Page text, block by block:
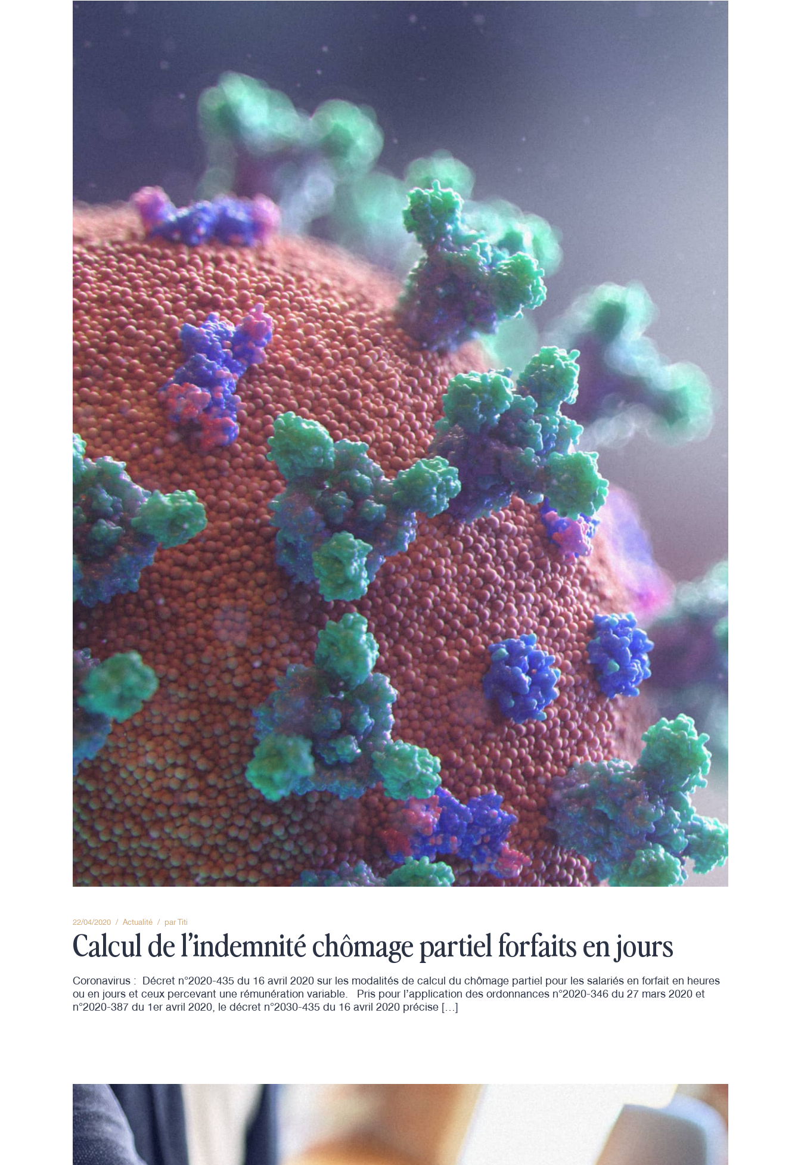
22/04/2020 Actualité par Titi
Calcul de l’indemnité chômage partiel forfaits en jours
Coronavirus : Décret n°2020-435 du 16 avril 2020 sur les modalités de calcul du chômage partiel pour les salariés en forfait en heures
ou en jours et ceux percevant une rémunération variable. Pris pour l’application des ordonnances n°2020-346 du 27 mars 2020 et
n°2020-387 du 1er avril 2020, le décret n°2030-435 du 16 avril 2020 précise […]